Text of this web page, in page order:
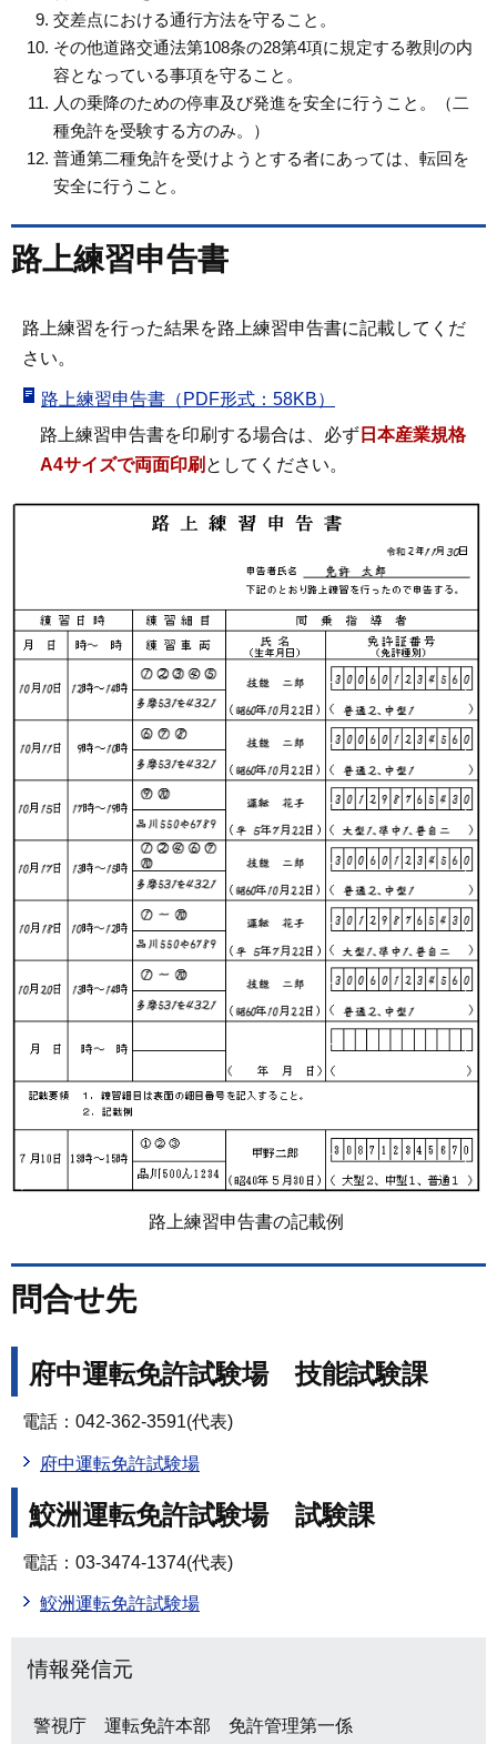
交差点における通行方法を守ること。
その他道路交通法第108条の28第4項に規定する教則の内
容となっている事項を守ること。
人の乗降のための停車及び発進を安全に行うこと。（二
種免許を受験する方のみ。）
普通第二種免許を受けようとする者にあっては、転回を
安全に行うこと。
路上練習申告書
路上練習を行った結果を路上練習申告書に記載してくだ
さい。
路上練習申告書（PDF形式：58KB）
路上練習申告書を印刷する場合は、必ず 日本産業規格
A4サイズで両面印刷 としてください。
路上練習申告書の記載例
問合せ先
府中運転免許試験場 技能試験課
電話：042-362-3591(代表)
府中運転免許試験場
鮫洲運転免許試験場 試験課
電話：03-3474-1374(代表)
鮫洲運転免許試験場
情報発信元
警視庁 運転免許本部 免許管理第一係